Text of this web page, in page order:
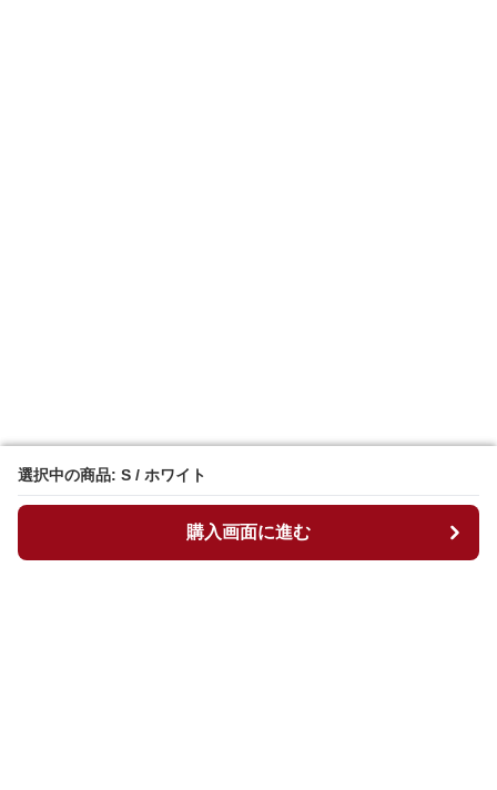
選択中の商品: S / ホワイト
購入画面に進む
選択中の商品: S / ホワイト
購入画面に進む